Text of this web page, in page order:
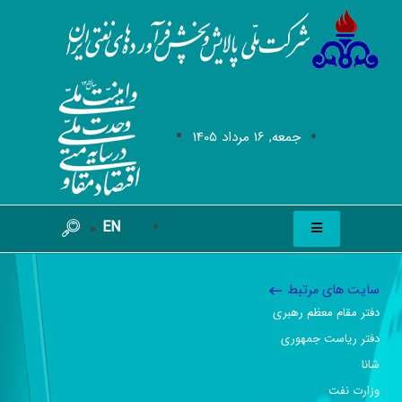
جمعه, 16 مرداد 1405
EN
سایت های مرتبط
دفتر مقام معظم رهبری
دفتر ریاست جمهوری
شانا
وزارت نفت